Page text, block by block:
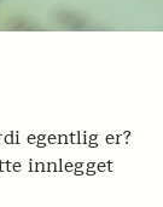
egentlig er?
innlegget